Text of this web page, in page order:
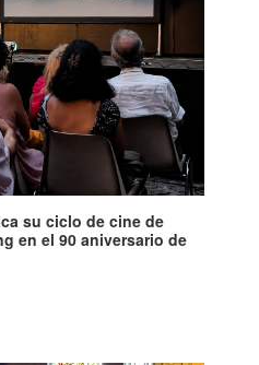
su ciclo de cine de
en el 90 aniversario de